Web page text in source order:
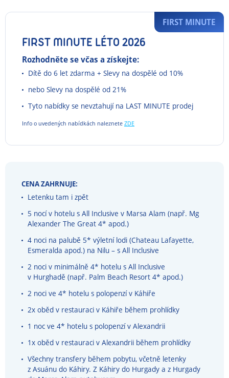
FIRST MINUTE LÉTO 2026
Rozhodněte se včas a získejte:
Dítě do 6 let zdarma + Slevy na dospělé od 10%
nebo Slevy na dospělé od 21%
Tyto nabídky se nevztahují na LAST MINUTE prodej
Info o uvedených nabídkách naleznete ZDE
FIRST MINUTE
CENA ZAHRNUJE:
Letenku tam i zpět
5 nocí v hotelu s All Inclusive v Marsa Alam (např. Mg
Alexander The Great 4* apod.)
4 noci na palubě 5* výletní lodi (Chateau Lafayette,
Esmeralda apod.) na Nilu – s All Inclusive
2 noci v minimálně 4* hotelu s All Inclusive
v Hurghadě (např. Palm Beach Resort 4* apod.)
2 noci ve 4* hotelu s polopenzí v Káhiře
2x oběd v restauraci v Káhiře během prohlídky
1 noc ve 4* hotelu s polopenzí v Alexandrii
1x oběd v restauraci v Alexandrii během prohlídky
Všechny transfery během pobytu, včetně letenky
z Asuánu do Káhiry. Z Káhiry do Hurgady a z Hurgady